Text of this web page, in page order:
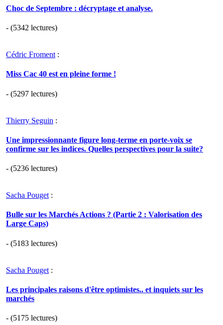
Choc de Septembre : décryptage et analyse.
- (5342 lectures)
Cédric Froment :
Miss Cac 40 est en pleine forme !
- (5297 lectures)
Thierry Seguin :
Une impressionnante figure long-terme en porte-voix se
confirme sur les indices. Quelles perspectives pour la suite?
- (5236 lectures)
Sacha Pouget :
Bulle sur les Marchés Actions ? (Partie 2 : Valorisation des
Large Caps)
- (5183 lectures)
Sacha Pouget :
Les principales raisons d'être optimistes.. et inquiets sur les
marchés
- (5175 lectures)